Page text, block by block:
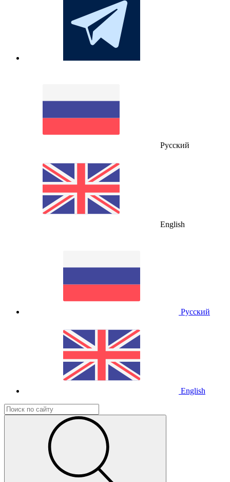
Русский
English
Русский
English